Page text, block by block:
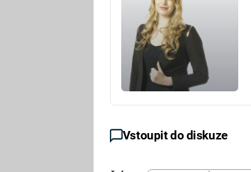
Vstoupit do diskuze